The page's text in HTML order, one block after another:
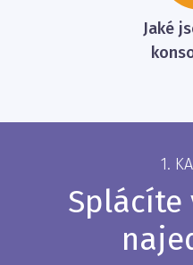
Jaké
1.
Splácíte